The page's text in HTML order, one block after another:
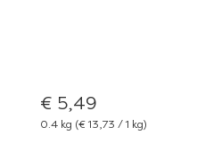
€ 5,49
0.4 kg (€ 13,73 / 1 kg)